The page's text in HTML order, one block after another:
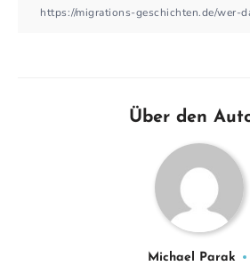
Über den
Michael Parak